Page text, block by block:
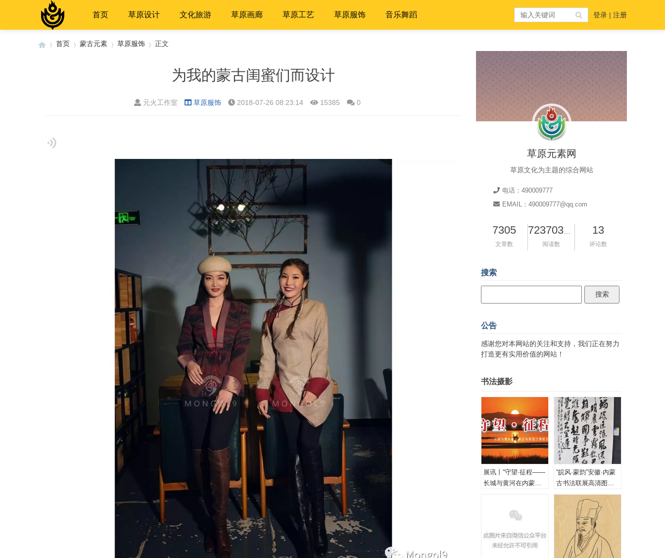
首页 草原设计 文化旅游 草原画廊 草原工艺 草原服饰 音乐舞蹈 登录 | 注册
首页 蒙古元素 草原服饰 正文
为我的蒙古闺蜜们而设计
元火工作室 草原服饰 2018-07-26 08:23:14 15385 0
草原元素网
草原文化为主题的综合网站
电话：490009777
EMAIL：490009777@qq.com
7305
文章数 阅读数
13
评论数
搜索
公告
感谢您对本网站的关注和支持，我们正在努力
打造更有实用价值的网站！
书法摄影
展讯丨“守望·征程——
长城与黄河在内蒙古
“皖风·蒙韵”安徽·内蒙
古书法联展高清图
（一、特邀作品）